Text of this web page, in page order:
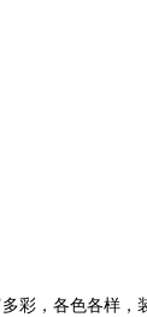
，各色各样